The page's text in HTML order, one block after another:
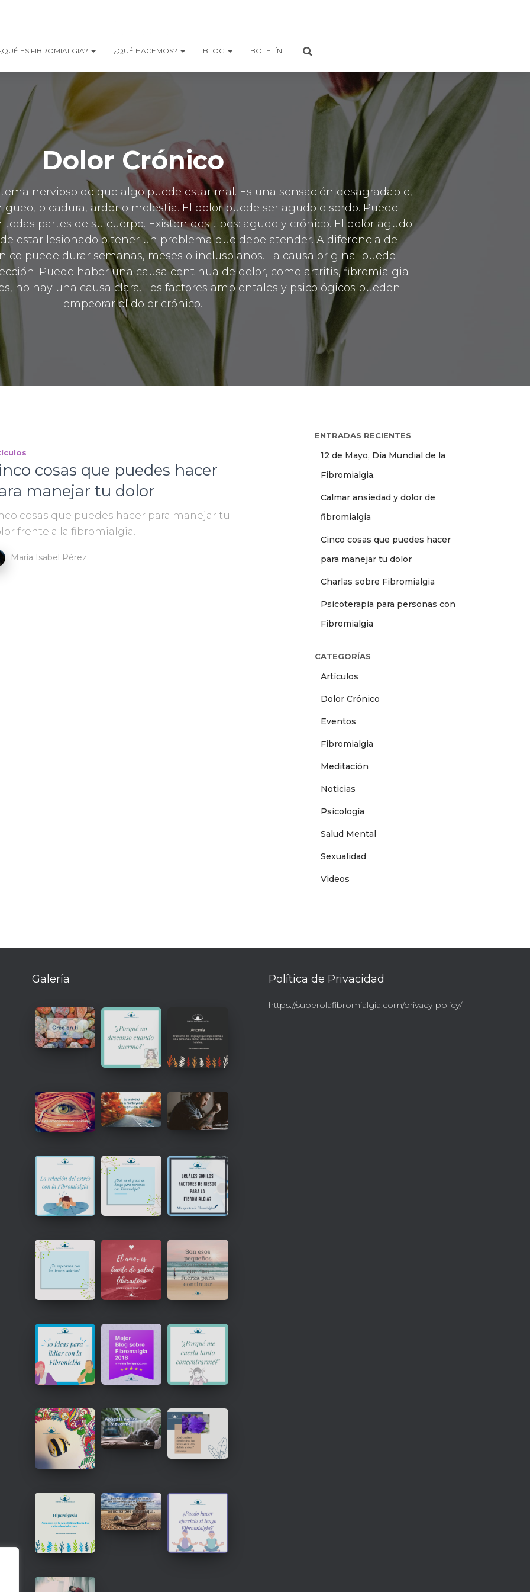
ES FIBROMIALGIA? ¿QUÉ HACEMOS? BLOG BOLETÍN
Dolor Crónico
nervioso de que algo puede estar mal. Es una sensación desagradable,
picadura, ardor o molestia. El dolor puede ser agudo o sordo. Puede
partes de su cuerpo. Existen dos tipos: agudo y crónico. El dolor agudo
estar lesionado o tener un problema que debe atender. A diferencia del
puede durar semanas, meses o incluso años. La causa original puede
Puede haber una causa continua de dolor, como artritis, fibromialgia
no hay una causa clara. Los factores ambientales y psicológicos pueden
empeorar el dolor crónico.
cosas que puedes hacer
manejar tu dolor
cosas que puedes hacer para manejar tu
frente a la fibromialgia.
María Isabel Pérez
ENTRADAS RECIENTES
12 de Mayo, Día Mundial de la
Fibromialgia.
Calmar ansiedad y dolor de
fibromialgia
Cinco cosas que puedes hacer
para manejar tu dolor
Charlas sobre Fibromialgia
Psicoterapia para personas con
Fibromialgia
CATEGORÍAS
Artículos
Dolor Crónico
Eventos
Fibromialgia
Meditación
Noticias
Psicología
Salud Mental
Sexualidad
Videos
Galería Política de Privacidad
https://superolafibromialgia.com/privacy-policy/